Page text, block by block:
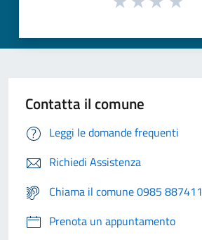
Contatta il comune
Leggi le domande frequenti
Richiedi Assistenza
Chiama il comune 0985 887411
Prenota un appuntamento